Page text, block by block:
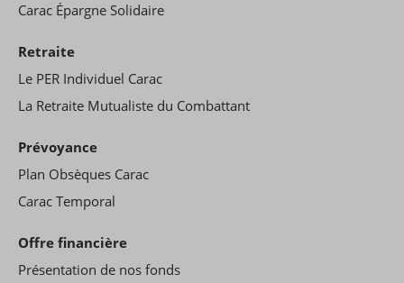
Carac Épargne Solidaire
Retraite
Le PER Individuel Carac
La Retraite Mutualiste du Combattant
Prévoyance
Plan Obsèques Carac
Carac Temporal
Offre financière
Présentation de nos fonds